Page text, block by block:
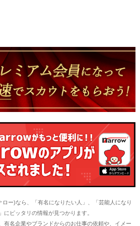
ー)なら、「有名になりたい人」、「芸能人になり
にピッタリの情報が見つかります。
有名企業やブランドからのお仕事の依頼や、イメー